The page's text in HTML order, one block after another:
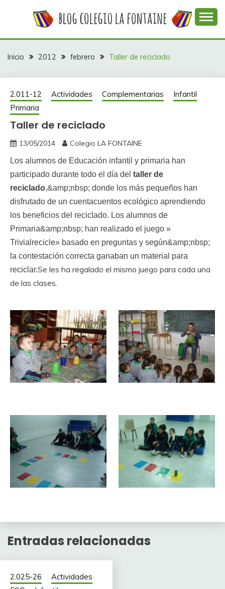
COLEGIO LA
FONTAINE
colegio La Fontaine
Inicio 2012 febrero Taller de reciclado
2.011-12 Actividades Complementarias
Infantil
Primaria
Taller de reciclado
13/05/2014 Colegio LA FONTAINE
Los alumnos de Educación infantil y primaria han
participado durante todo el día del taller de
reciclado,&amp;nbsp; donde los más pequeños han
disfrutado de un cuentacuentos ecológico aprendiendo
los beneficios del reciclado. Los alumnos de
Primaria&amp;nbsp; han realizado el juego »
Trivialrecicle» basado en preguntas y según&amp;nbsp;
la contestación correcta ganaban un material para
reciclar.Se les ha regalado el mismo juego para cada una
de las clases.
Entradas relacionadas
2.025-26
Actividades